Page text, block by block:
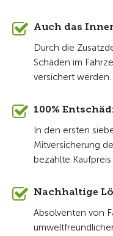
Auch das
Durch die
Schäden im
versichert werden.
100%
In den ersten
Mitversicherung
bezahlte
Nachhaltige
Absolventen von